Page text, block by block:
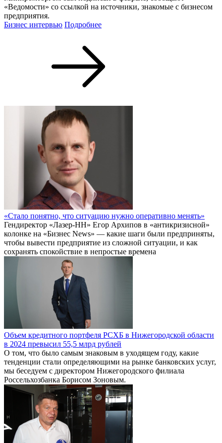
«Ведомости» со ссылкой на источники, знакомые с бизнесом
предприятия.
Бизнес интервью Подробнее
«Стало понятно, что ситуацию нужно оперативно менять»
Гендиректор «Лазер-НН» Егор Архипов в «антикризисной»
колонке на «Бизнес News» — какие шаги были предприняты,
чтобы вывести предприятие из сложной ситуации, и как
сохранять спокойствие в непростые времена
Объем кредитного портфеля РСХБ в Нижегородской области
в 2024 превысил 55,5 млрд рублей
О том, что было самым знаковым в уходящем году, какие
тенденции стали определяющими на рынке банковских услуг,
мы беседуем с директором Нижегородского филиала
Россельхозбанка Борисом Зоновым.